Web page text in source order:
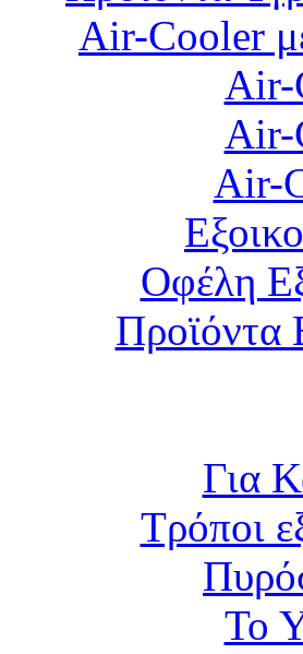
Air-Cooler
Air-
Air-
Air-
Οφέλη
Προϊόντα
Για
Τρόποι
Το